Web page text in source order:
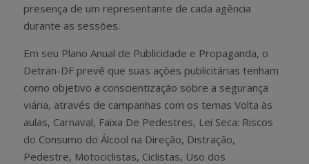
presença de um representante de cada agência
durante as sessões.
Em seu Plano Anual de Publicidade e Propaganda, o
Detran-DF prevê que suas ações publicitárias tenham
como objetivo a conscientização sobre a segurança
viária, através de campanhas com os temas Volta às
aulas, Carnaval, Faixa De Pedestres, Lei Seca: Riscos
do Consumo do Álcool na Direção, Distração,
Pedestre, Motociclistas, Ciclistas, Uso dos